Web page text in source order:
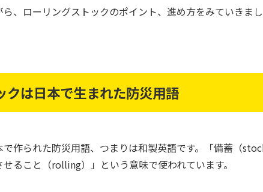
、ローリングストックのポイント、進め方をみていきまし
クは日本で生まれた防災用語
作られた防災用語、つまりは和製英語です。「備蓄（
ること（rolling）」という意味で使われています。